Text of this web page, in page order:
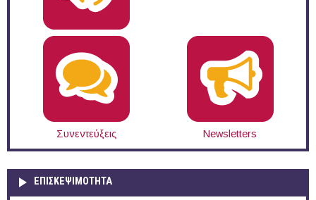
Συνεντεύξεις Newsletters
ΕΠΙΣΚΕΨΙΜΌΤΗΤΑ